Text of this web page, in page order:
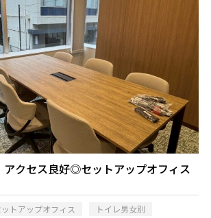
アクセス良好◎セットアップオフィス
ットアップオフィス
トイレ男女別